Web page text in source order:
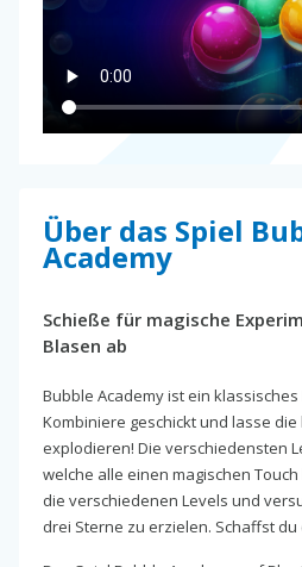
Über das Spiel
Academy
Schieße für magische
Blasen ab
Bubble Academy ist ein
Kombiniere geschickt und lasse
explodieren! Die verschiedensten
welche alle einen magischen
die verschiedenen Levels und
drei Sterne zu erzielen. Schaffst